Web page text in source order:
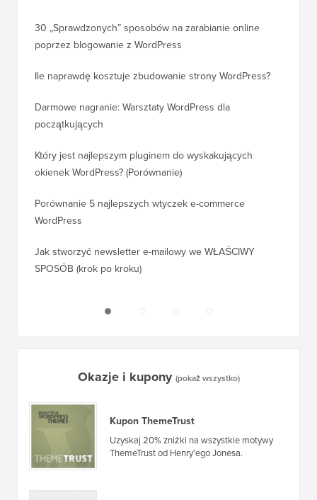
30 „Sprawdzonych” sposobów na zarabianie online
poprzez blogowanie z WordPress
Ile naprawdę kosztuje zbudowanie strony WordPress?
Darmowe nagranie: Warsztaty WordPress dla
początkujących
Który jest najlepszym pluginem do wyskakujących
okienek WordPress? (Porównanie)
Porównanie 5 najlepszych wtyczek e-commerce
WordPress
Jak stworzyć newsletter e-mailowy we WŁAŚCIWY
SPOSÓB (krok po kroku)
Okazje i kupony (pokaż wszystko)
Kupon ThemeTrust
Uzyskaj 20% zniżki na wszystkie motywy
ThemeTrust od Henry'ego Jonesa.